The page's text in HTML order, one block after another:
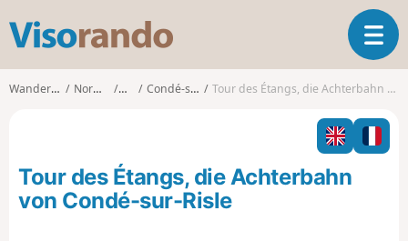
s
o
o
T
o
l
n
Wanderungen Normandie Eure Condé-sur-Risle Tour des Étangs, die Achterbahn von Condé-sur-Risle
Tour des Étangs, die Achterbahn
von Condé-sur-Risle